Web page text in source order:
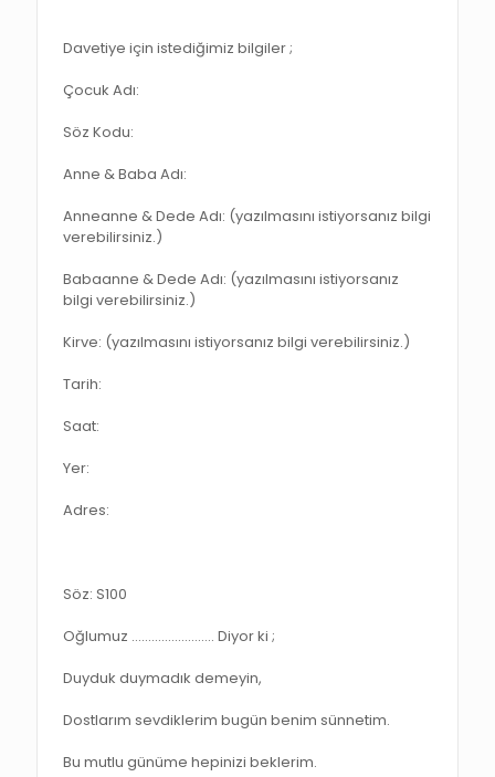
Davetiye için istediğimiz bilgiler ;
Çocuk Adı:
Söz Kodu:
Anne & Baba Adı:
Anneanne & Dede Adı: (yazılmasını istiyorsanız bilgi
verebilirsiniz.)
Babaanne & Dede Adı: (yazılmasını istiyorsanız
bilgi verebilirsiniz.)
Kirve: (yazılmasını istiyorsanız bilgi verebilirsiniz.)
Tarih:
Saat:
Yer:
Adres:
Söz: S100
Oğlumuz ……………………. Diyor ki ;
Duyduk duymadık demeyin,
Dostlarım sevdiklerim bugün benim sünnetim.
Bu mutlu günüme hepinizi beklerim.